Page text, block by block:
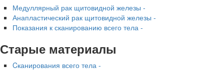
Медуллярный рак щитовидной железы -
Анапластический рак щитовидной железы -
Показания к сканированию всего тела -
Старые материалы
Cканирования всего тела -